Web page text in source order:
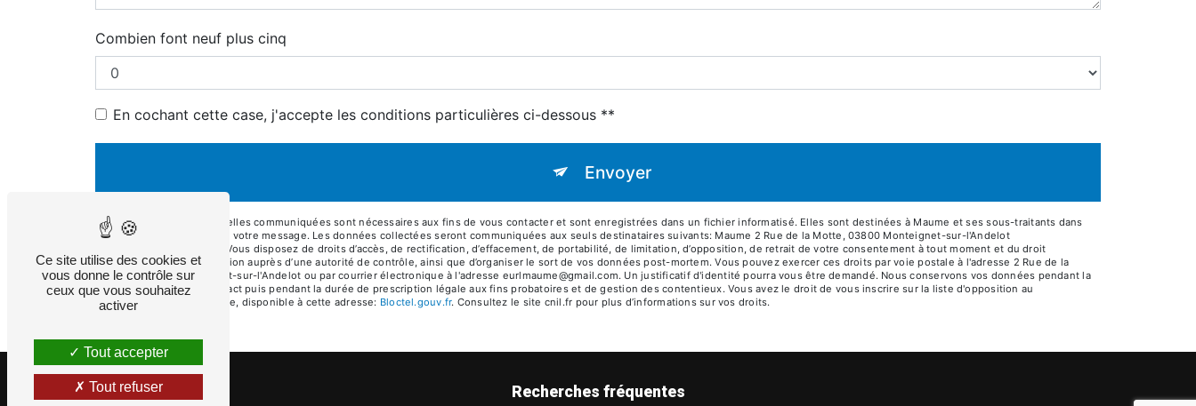
Combien font neuf plus cinq
En cochant cette case, j'accepte les conditions particulières ci-dessous **
Envoyer
** Les données personnelles communiquées sont nécessaires aux fins de vous contacter et sont enregistrées dans un fichier informatisé. Elles sont destinées à Maume et ses sous-traitants dans
le seul but de répondre à votre message. Les données collectées seront communiquées aux seuls destinataires suivants: Maume 2 Rue de la Motte, 03800 Monteignet-sur-l'Andelot
eurlmaume@gmail.com. Vous disposez de droits d’accès, de rectification, d’effacement, de portabilité, de limitation, d’opposition, de retrait de votre consentement à tout moment et du droit
d’introduire une réclamation auprès d’une autorité de contrôle, ainsi que d’organiser le sort de vos données post-mortem. Vous pouvez exercer ces droits par voie postale à l'adresse 2 Rue de la
Motte, 03800 Monteignet-sur-l'Andelot ou par courrier électronique à l'adresse eurlmaume@gmail.com. Un justificatif d'identité pourra vous être demandé. Nous conservons vos données pendant la
période de prise de contact puis pendant la durée de prescription légale aux fins probatoires et de gestion des contentieux. Vous avez le droit de vous inscrire sur la liste d'opposition au
démarchage téléphonique, disponible à cette adresse:
Bloctel.gouv.fr. Consultez le site cnil.fr pour plus d’informations sur vos droits.
Recherches fréquentes
Ce site utilise des cookies et
vous donne le contrôle sur
ceux que vous souhaitez
activer
Tout accepter
Tout refuser